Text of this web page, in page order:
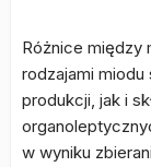
Różnice między
rodzajami
produkcji, jak i
w wyniku